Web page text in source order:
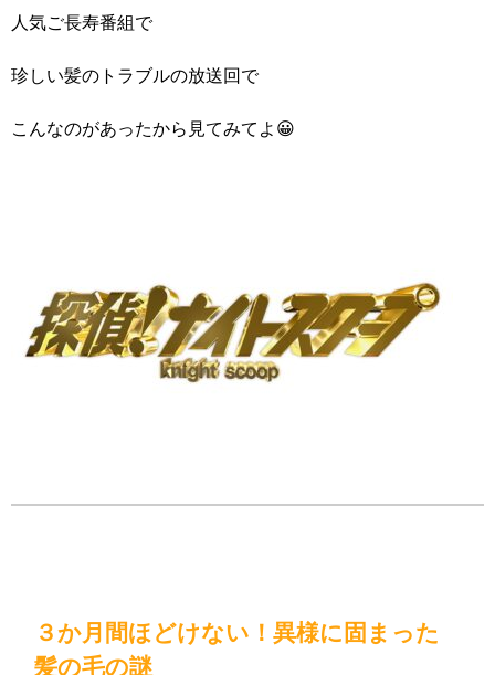
人気ご長寿番組で
珍しい髪のトラブルの放送回で
こんなのがあったから見てみてよ😀
３か月間ほどけない！異様に固まった
髪の毛の謎